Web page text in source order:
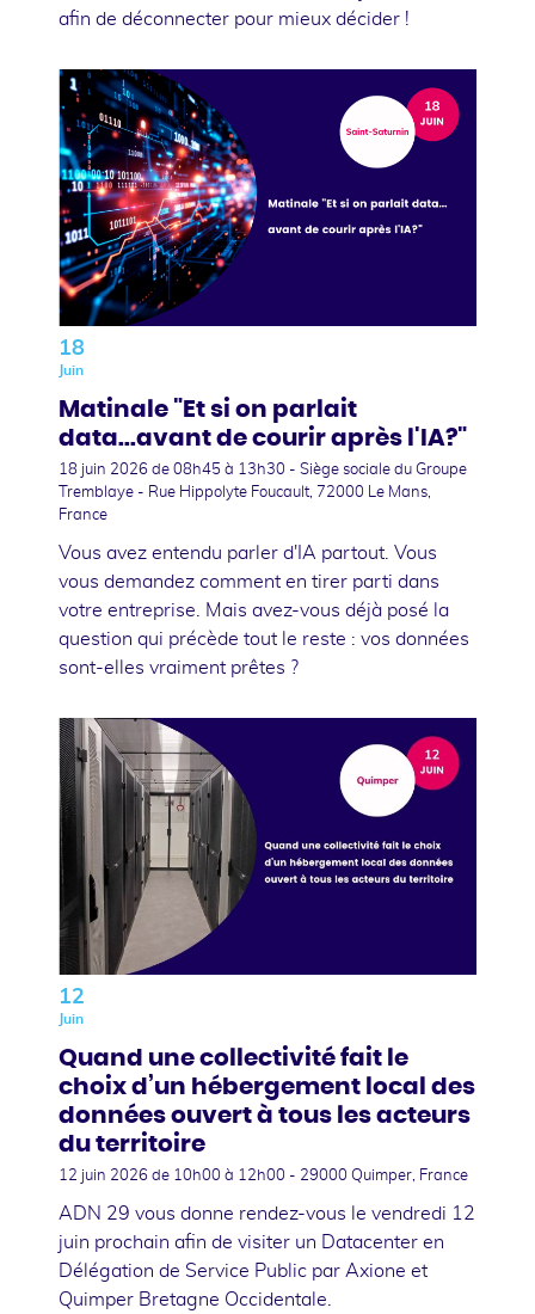
afin de déconnecter pour mieux décider !
18
Juin
Matinale "Et si on parlait
data...avant de courir après l'IA?"
18 juin 2026 de 08h45 à 13h30 - Siège sociale du Groupe
Tremblaye - Rue Hippolyte Foucault, 72000 Le Mans,
France
Vous avez entendu parler d'IA partout. Vous
vous demandez comment en tirer parti dans
votre entreprise. Mais avez-vous déjà posé la
question qui précède tout le reste : vos données
sont-elles vraiment prêtes ?
12
Juin
Quand une collectivité fait le
choix d’un hébergement local des
données ouvert à tous les acteurs
du territoire
12 juin 2026 de 10h00 à 12h00 - 29000 Quimper, France
ADN 29 vous donne rendez-vous le vendredi 12
juin prochain afin de visiter un Datacenter en
Délégation de Service Public par Axione et
Quimper Bretagne Occidentale.